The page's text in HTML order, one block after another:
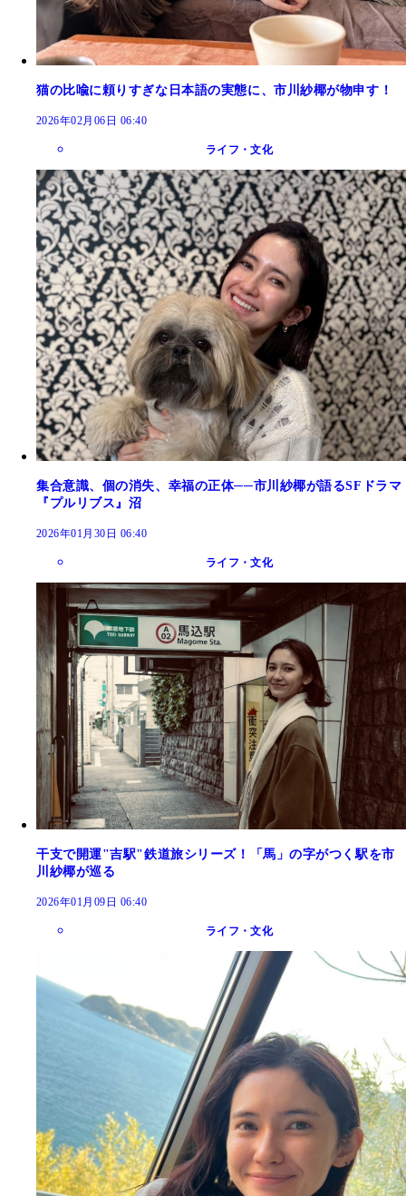
猫の比喩に頼りすぎな日本語の実態に、市川紗椰が物申す！
2026年02月06日 06:40
ライフ・文化
集合意識、個の消失、幸福の正体──市川紗椰が語るSFドラマ
『プルリブス』沼
2026年01月30日 06:40
ライフ・文化
干支で開運"吉駅"鉄道旅シリーズ！「馬」の字がつく駅を市
川紗椰が巡る
2026年01月09日 06:40
ライフ・文化